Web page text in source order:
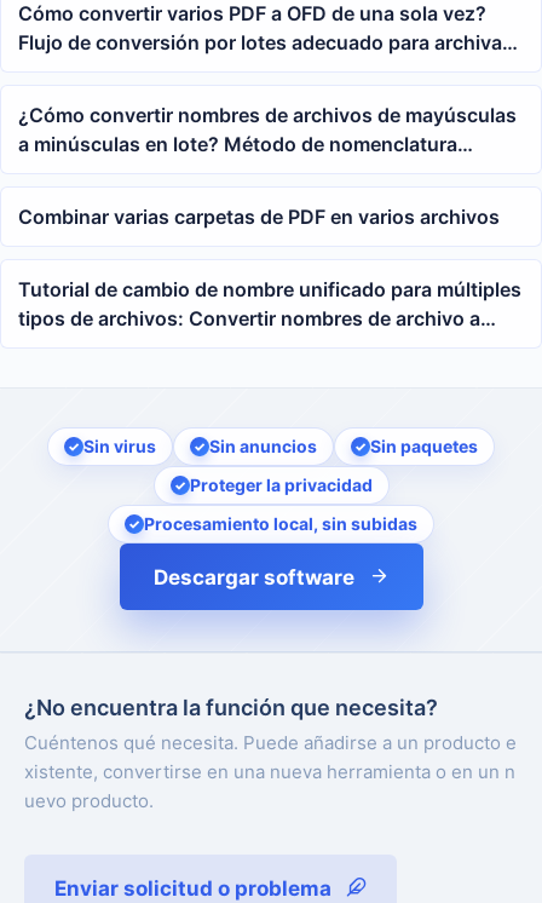
Cómo convertir varios PDF a OFD de una sola vez?
Flujo de conversión por lotes adecuado para archivar
y reportar
¿Cómo convertir nombres de archivos de mayúsculas
a minúsculas en lote? Método de nomenclatura
unificada para archivos de oficina
Combinar varias carpetas de PDF en varios archivos
Tutorial de cambio de nombre unificado para múltiples
tipos de archivos: Convertir nombres de archivo a
minúsculas en lote
Sin virus Sin anuncios
Sin paquetes
Proteger la privacidad
Procesamiento local, sin subidas
Descargar software
¿No encuentra la función que necesita?
Cuéntenos qué necesita. Puede añadirse a un producto e
xistente, convertirse en una nueva herramienta o en un n
uevo producto.
Enviar solicitud o problema